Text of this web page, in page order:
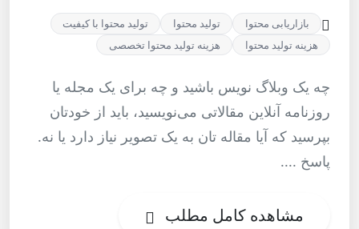
بازاریابی محتوا تولید محتوا
تولید محتوا با کیفیت
هزینه تولید محتوا
هزینه تولید محتوا تخصصی
چه یک وبلاگ نویس باشید و چه برای یک مجله یا
روزنامه آنلاین مقالاتی می‌نویسید، باید از خودتان
بپرسید که آیا مقاله تان به یک تصویر نیاز دارد یا نه.
پاسخ ....
مشاهده کامل مطلب